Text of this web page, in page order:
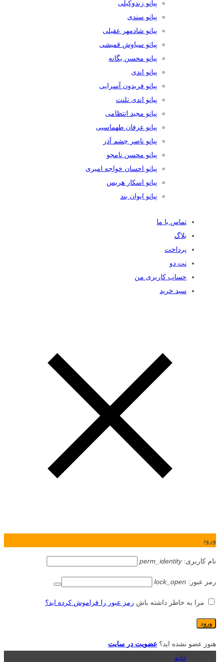
پیانو زندوکیلی
پیانو سندی
پیانو شادمهر عقیلی
پیانو سیاوش قمیشی
پیانو محسن یگانه
پیانو اندی
پیانو فریدون آسرایی
پیانو اندی تلنت
پیانو مجید انتظامی
پیانو عرفان طهماسبی
پیانو ناصر چشم آذر
پیانو محسن نامجو
پیانو احسان خواجه امیری
پیانو اسکار هریس
پیانو ایوان بند
تماس با ما
بلاگ
پرداخت
نت دو
حساب کاربری من
سبد خرید
ورود
نام کاربری:perm_identity
رمز عبور: lock_open
مرا به خاطر داشته باش رمز عبور را فراموش کرده اید؟
هنوز عضو نشده اید؟ عضویت در سایت
خانه